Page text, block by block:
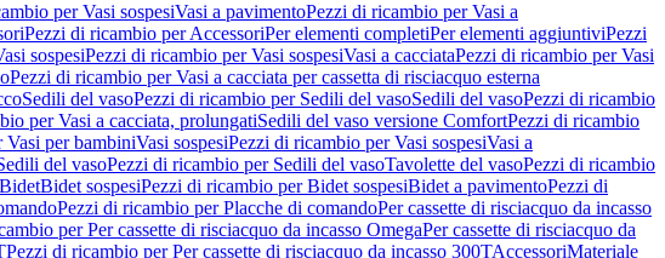
per Vasi sospesiVasi a pavimentoPezzi di ricambio per Vasi a
Pezzi di ricambio per AccessoriPer elementi completiPer elementi aggiuntiviPezzi
sospesiPezzi di ricambio per Vasi sospesiVasi a cacciataPezzi di ricambio per Vasi
Pezzi di ricambio per Vasi a cacciata per cassetta di risciacquo esterna
Sedili del vasoPezzi di ricambio per Sedili del vasoSedili del vasoPezzi di ricambio
per Vasi a cacciata, prolungatiSedili del vaso versione ComfortPezzi di ricambio
per bambiniVasi sospesiPezzi di ricambio per Vasi sospesiVasi a
del vasoPezzi di ricambio per Sedili del vasoTavolette del vasoPezzi di ricambio
BidetBidet sospesiPezzi di ricambio per Bidet sospesiBidet a pavimentoPezzi di
Pezzi di ricambio per Placche di comandoPer cassette di risciacquo da incasso
per Per cassette di risciacquo da incasso OmegaPer cassette di risciacquo da
Pezzi di ricambio per Per cassette di risciacquo da incasso 300TAccessoriMateriale